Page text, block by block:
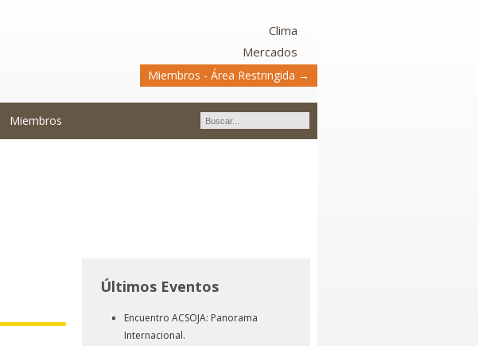
Clima
Mercados
Miembros - Área Restringida →
Miembros
Últimos Eventos
Encuentro ACSOJA: Panorama
Internacional.